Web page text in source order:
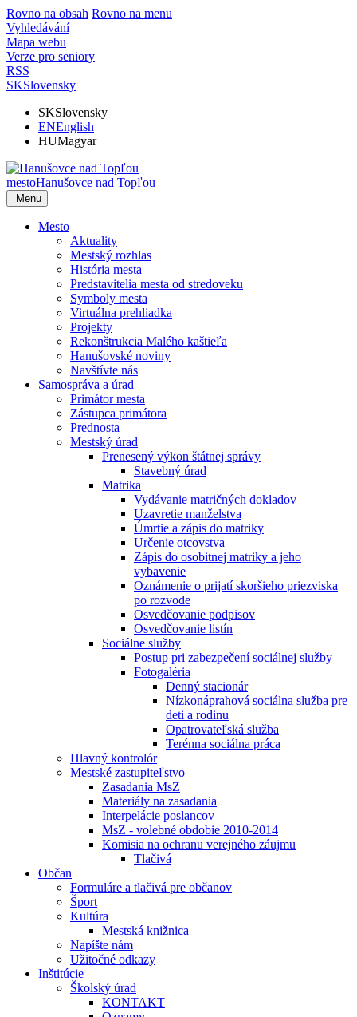
Rovno na obsah Rovno na menu
Vyhledávání
Mapa webu
Verze pro seniory
RSS
SKSlovensky
SKSlovensky
ENEnglish
HUMagyar
mestoHanušovce nad Topľou
Menu
Mesto
Aktuality
Mestský rozhlas
História mesta
Predstavitelia mesta od stredoveku
Symboly mesta
Virtuálna prehliadka
Projekty
Rekonštrukcia Malého kaštieľa
Hanušovské noviny
Navštívte nás
Samospráva a úrad
Primátor mesta
Zástupca primátora
Prednosta
Mestský úrad
Prenesený výkon štátnej správy
Stavebný úrad
Matrika
Vydávanie matričných dokladov
Uzavretie manželstva
Úmrtie a zápis do matriky
Určenie otcovstva
Zápis do osobitnej matriky a jeho
vybavenie
Oznámenie o prijatí skoršieho priezviska
po rozvode
Osvedčovanie podpisov
Osvedčovanie listín
Sociálne služby
Postup pri zabezpečení sociálnej služby
Fotogaléria
Denný stacionár
Nízkonáprahová sociálna služba pre
deti a rodinu
Opatrovateľská služba
Terénna sociálna práca
Hlavný kontrolór
Mestské zastupiteľstvo
Zasadania MsZ
Materiály na zasadania
Interpelácie poslancov
MsZ - volebné obdobie 2010-2014
Komisia na ochranu verejného záujmu
Tlačivá
Občan
Formuláre a tlačivá pre občanov
Šport
Kultúra
Mestská knižnica
Napíšte nám
Užitočné odkazy
Inštitúcie
Školský úrad
KONTAKT